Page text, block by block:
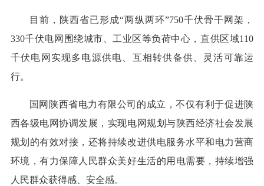
目前，陕西省已形成“两纵两环”750千伏骨干网架，
330千伏电网围绕城市、工业区等负荷中心，直供区域110
千伏电网实现多电源供电、互相转供备供、灵活可靠运
行。
国网陕西省电力有限公司的成立，不仅有利于促进陕
西各级电网协调发展，实现电网规划与陕西经济社会发展
规划的有效对接，还将持续改进供电服务水平和电力营商
环境，有力保障人民群众美好生活的用电需要，持续增强
人民群众获得感、安全感。